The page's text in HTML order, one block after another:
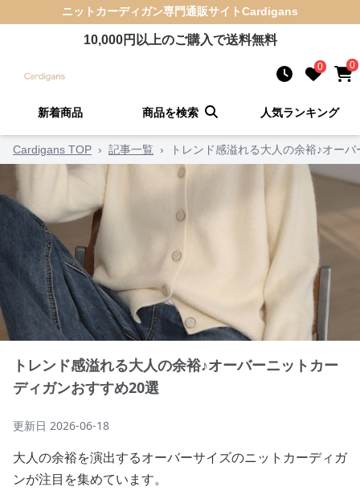
ニットカーディガン専門通販サイトCardigans
10,000円以上のご購入で送料無料
0 0
新着商品 商品を検索 人気ランキング
Cardigans TOP › 記事一覧 › トレンド感溢れる大人の余裕♪オー
トレンド感溢れる大人の余裕♪オーバーニットカー
ディガンおすすめ20選
更新日 2026-06-18
大人の余裕を演出するオーバーサイズのニットカーディガ
ンが注目を集めています。